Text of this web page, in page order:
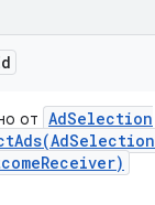
от AdSelection
AdSelection
Receiver)